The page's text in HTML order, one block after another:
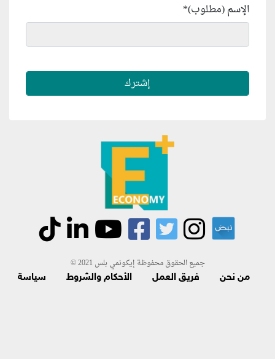
الإسم (مطلوب)*
جميع الحقوق محفوظة إيكونمي بلس 2021 ©
من نحن فريق العمل الأحكام والشروط
سياسة